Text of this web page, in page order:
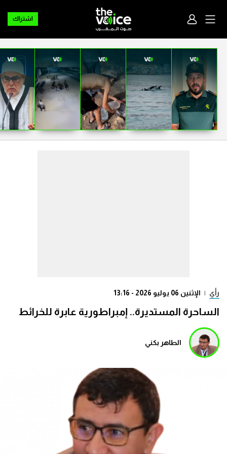
اشتراك
رأي | الإثنين 06 يوليو 2026 - 13:16
الساحرة المستديرة.. إمبراطورية عابرة للخرائط
الطاهر بكني